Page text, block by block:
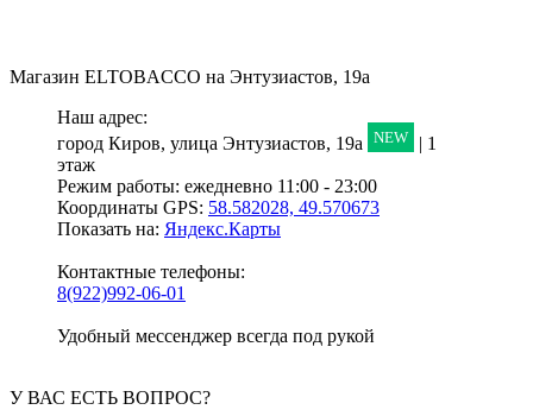
Магазин ELTOBACCO на Энтузиастов, 19а
Наш адрес:
город Киров, улица Энтузиастов, 19а NEW
| 1
этаж
Режим работы: ежедневно 11:00 - 23:00
Координаты GPS: 58.582028, 49.570673
Показать на: Яндекс.Карты
Контактные телефоны:
8(922)992-06-01
Удобный мессенджер всегда под рукой
У ВАС ЕСТЬ ВОПРОС?